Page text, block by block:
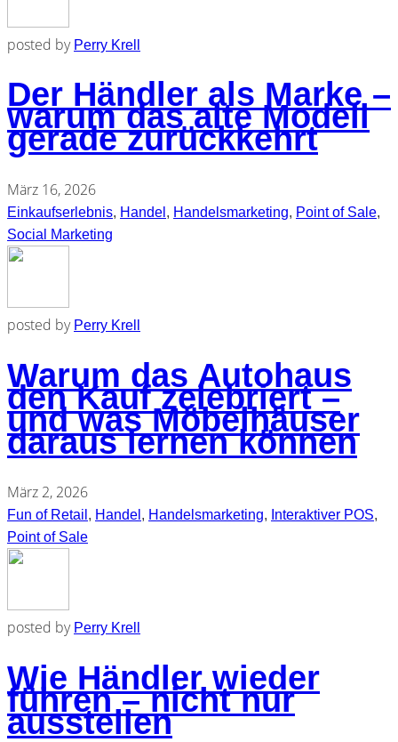
posted by Perry Krell
Der Händler als Marke –
warum das alte Modell
gerade zurückkehrt
März 16, 2026
Einkaufserlebnis, Handel , Handelsmarketing, Point of Sale,
Social Marketing
posted by Perry Krell
Warum das Autohaus
den Kauf zelebriert –
und was Möbelhäuser
daraus lernen können
März 2, 2026
Fun of Retail , Handel , Handelsmarketing, Interaktiver POS,
Point of Sale
posted by Perry Krell
Wie Händler wieder
führen – nicht nur
ausstellen